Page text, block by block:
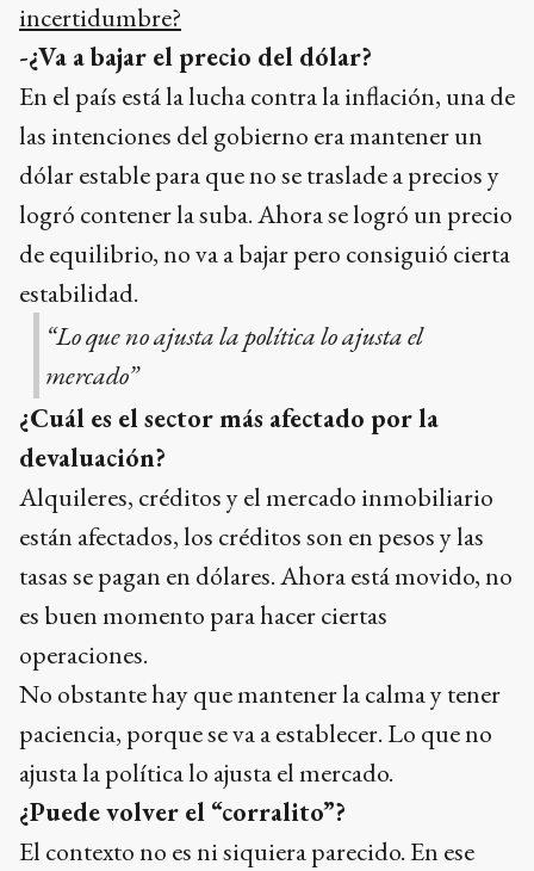
incertidumbre?
-¿Va a bajar el precio del dólar?
En el país está la lucha contra la inflación, una de
las intenciones del gobierno era mantener un
dólar estable para que no se traslade a precios y
logró contener la suba. Ahora se logró un precio
de equilibrio, no va a bajar pero consiguió cierta
estabilidad.
“Lo que no ajusta la política lo ajusta el
mercado”
¿Cuál es el sector más afectado por la
devaluación?
Alquileres, créditos y el mercado inmobiliario
están afectados, los créditos son en pesos y las
tasas se pagan en dólares. Ahora está movido, no
es buen momento para hacer ciertas
operaciones.
No obstante hay que mantener la calma y tener
paciencia, porque se va a establecer. Lo que no
ajusta la política lo ajusta el mercado.
¿Puede volver el “corralito”?
El contexto no es ni siquiera parecido. En ese